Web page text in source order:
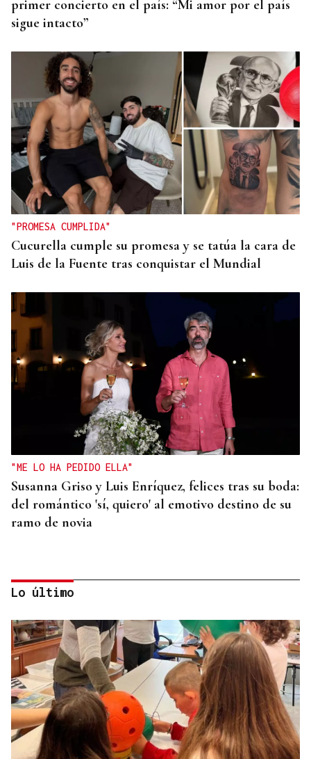
primer concierto en el país: “Mi amor por el país
sigue intacto”
"PROMESA CUMPLIDA"
Cucurella cumple su promesa y se tatúa la cara de
Luis de la Fuente tras conquistar el Mundial
"ME LO HA PEDIDO ELLA"
Susanna Griso y Luis Enríquez, felices tras su boda:
del romántico 'sí, quiero' al emotivo destino de su
ramo de novia
QUEN CHO DIXO
¿Sabe usted que la reina Letizia hizo un guiño a
Lo último